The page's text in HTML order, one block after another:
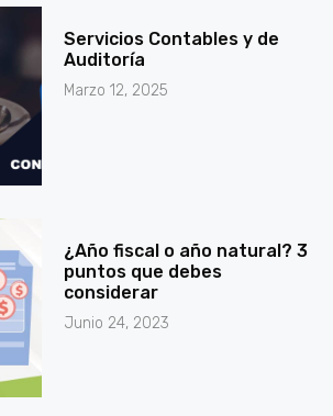
Servicios Contables y de
Auditoría
Marzo 12, 2025
¿Año fiscal o año natural? 3
puntos que debes
considerar
Junio 24, 2023